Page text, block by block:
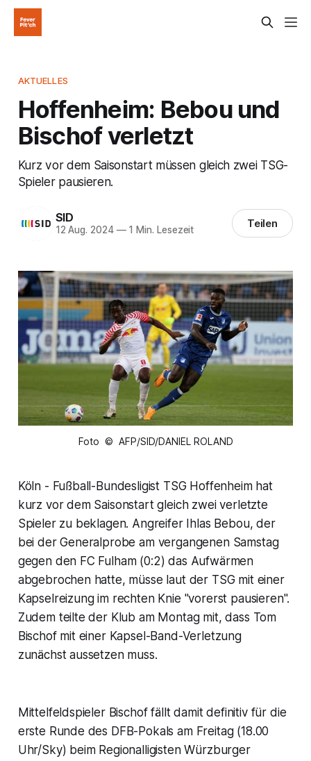
AKTUELLES
Hoffenheim: Bebou und
Bischof verletzt
Kurz vor dem Saisonstart müssen gleich zwei TSG-
Spieler pausieren.
SID
12 Aug. 2024 —1 Min. Lesezeit Teilen
Foto © AFP/SID/DANIEL ROLAND
Köln - Fußball-Bundesligist TSG Hoffenheim hat
kurz vor dem Saisonstart gleich zwei verletzte
Spieler zu beklagen. Angreifer Ihlas Bebou, der
bei der Generalprobe am vergangenen Samstag
gegen den FC Fulham (0:2) das Aufwärmen
abgebrochen hatte, müsse laut der TSG mit einer
Kapselreizung im rechten Knie "vorerst pausieren".
Zudem teilte der Klub am Montag mit, dass Tom
Bischof mit einer Kapsel-Band-Verletzung
zunächst aussetzen muss.
Mittelfeldspieler Bischof fällt damit definitiv für die
erste Runde des DFB-Pokals am Freitag (18.00
Uhr/Sky) beim Regionalligisten Würzburger